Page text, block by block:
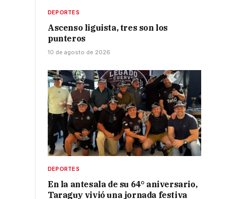
DEPORTES
Ascenso liguista, tres son los
punteros
10 de agosto de 2026
DEPORTES
En la antesala de su 64° aniversario,
Taraguy vivió una jornada festiva